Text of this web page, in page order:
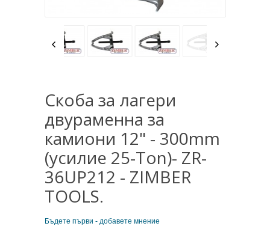
Скоба за лагери
двураменна за
камиони 12" - 300mm
(усилие 25-Ton)- ZR-
36UP212 - ZIMBER
TOOLS.
Бъдете първи - добавете мнение